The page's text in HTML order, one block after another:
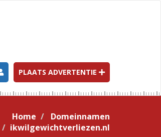
PLAATS ADVERTENTIE
Home
Domeinnamen
ikwilgewichtverliezen.nl